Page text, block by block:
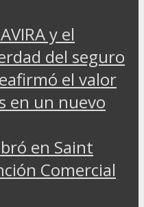
y el
del seguro
el valor
en un nuevo
en Saint
Comercial